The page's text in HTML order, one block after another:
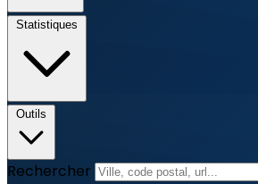
Statistiques
Outils
Rechercher